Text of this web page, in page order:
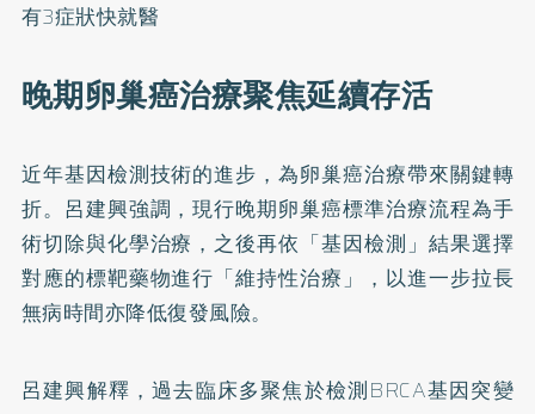
有3症狀快就醫
晚期卵巢癌治療聚焦延續存活
近年基因檢測技術的進步，為卵巢癌治療帶來關鍵轉
折。呂建興強調，現行晚期卵巢癌標準治療流程為手
術切除與化學治療，之後再依「基因檢測」結果選擇
對應的標靶藥物進行「維持性治療」，以進一步拉長
無病時間亦降低復發風險。
呂建興解釋，過去臨床多聚焦於檢測BRCA基因突變